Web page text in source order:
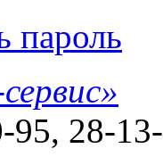
пароль
95, 28-